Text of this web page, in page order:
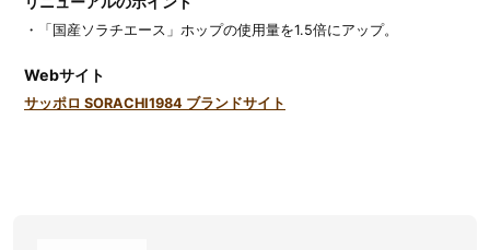
・「国産ソラチエース」ホップの使用量を1.5倍にアップ。
Webサイト
サッポロ SORACHI1984 ブランドサイト